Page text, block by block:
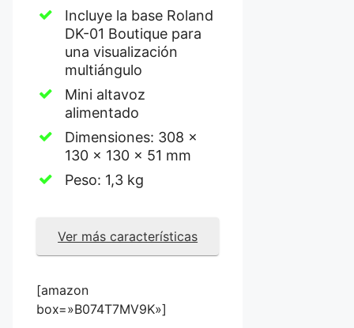
Incluye la base Roland
DK-01 Boutique para
una visualización
multiángulo
Mini altavoz
alimentado
Dimensiones: 308 x
130 x 130 x 51 mm
Peso: 1,3 kg
Ver más características
[amazon
box=»B074T7MV9K»]